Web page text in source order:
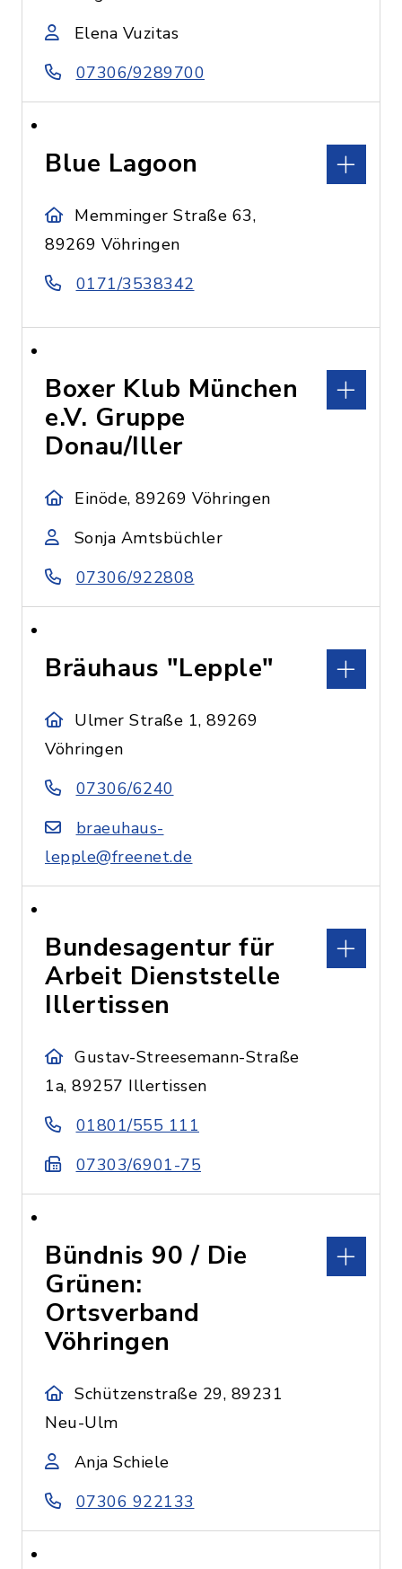
Elena Vuzitas
07306/9289700
Blue Lagoon
Memminger Straße 63,
89269 Vöhringen
0171/3538342
Boxer Klub München
e.V. Gruppe
Donau/Iller
Einöde, 89269 Vöhringen
Sonja Amtsbüchler
07306/922808
Bräuhaus "Lepple"
Ulmer Straße 1, 89269
Vöhringen
07306/6240
braeuhaus-
lepple@freenet.de
Bundesagentur für
Arbeit Dienststelle
Illertissen
Gustav-Streesemann-Straße
1a, 89257 Illertissen
01801/555 111
07303/6901-75
Bündnis 90 / Die
Grünen:
Ortsverband
Vöhringen
Schützenstraße 29, 89231
Neu-Ulm
Anja Schiele
07306 922133